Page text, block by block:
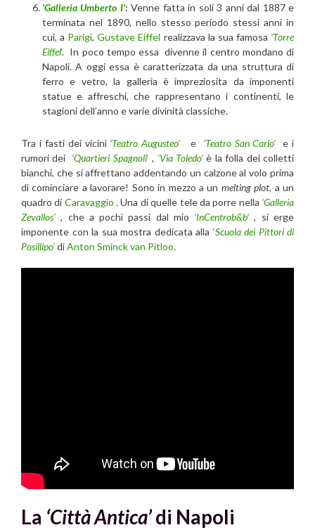
‘Galleria Umberto I’: Venne fatta in soli 3 anni dal 1887 e
terminata nel 1890, nello stesso periodo stessi anni in
cui, a Parigi,Gustave Eiffel realizzava la sua famosa ‘Torre
Eiffel‘. In poco tempo essa divenne il centro mondano di
Napoli. A oggi essa è caratterizzata da una struttura di
ferro e vetro, la galleria è impreziosita da imponenti
statue e affreschi, che rappresentano i continenti, le
stagioni dell’anno e varie divinità classiche.
Tra i fasti dei vicini ‘Teatro Augusteo’ e ‘Teatro San Carlo’ e i
rumori dei ‘Quartieri Spagnoli‘ , ‘Via Toledo’è la folla dei colletti
bianchi, che si affrettano addentando un calzone al volo prima
di cominciare a lavorare! Sono in mezzo a un melting plot, a un
quadro di Caravaggio . Una di quelle tele da porre nella ‘Galleria
Zevallos’ , che a pochi passi dal mio ‘InCentrob&b’ , si erge
imponente con la sua mostra dedicata alla ‘Scuola dei Pittori di
Posillipo’diAnton Sminck van Pitloo.
La ‘Città Antica’di Napoli